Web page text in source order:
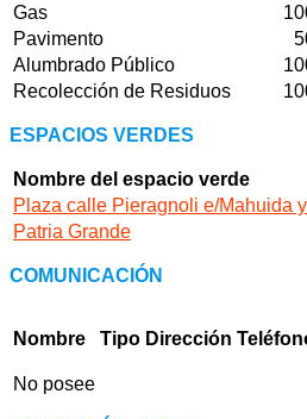
Gas
Pavimento
Alumbrado Público
Recolección de Residuos
ESPACIOS VERDES
Nombre del espacio verde
Plaza calle Pieragnoli e/Mahuida
Patria Grande
COMUNICACIÓN
Nombre Tipo Dirección
No posee